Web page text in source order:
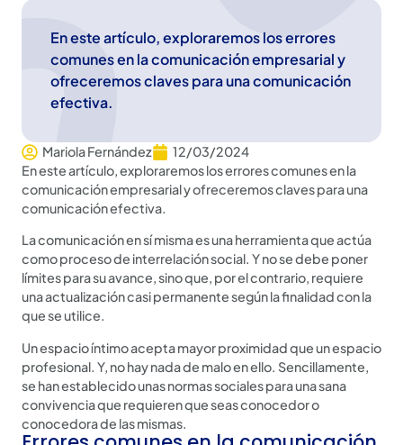
En este artículo, exploraremos los errores
comunes en la comunicación empresarial y
ofreceremos claves para una comunicación
efectiva.
Mariola Fernández
12/03/2024
En este artículo, exploraremos los errores comunes en la
comunicación empresarial y ofreceremos claves para una
comunicación efectiva.
La comunicación en sí misma es una herramienta que actúa
como proceso de interrelación social. Y no se debe poner
límites para su avance, sino que, por el contrario, requiere
una actualización casi permanente según la finalidad con la
que se utilice.
Un espacio íntimo acepta mayor proximidad que un espacio
profesional. Y, no hay nada de malo en ello. Sencillamente,
se han establecido unas normas sociales para una sana
convivencia que requieren que seas conocedor o
conocedora de las mismas.